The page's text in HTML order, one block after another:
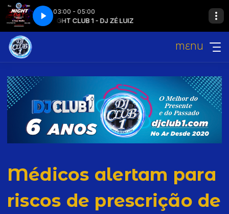
03:00 - 05:00
NIGHT CLUB 1 - DJ ZÉ LUIZ
MENU
Médicos alertam para
riscos de prescrição de